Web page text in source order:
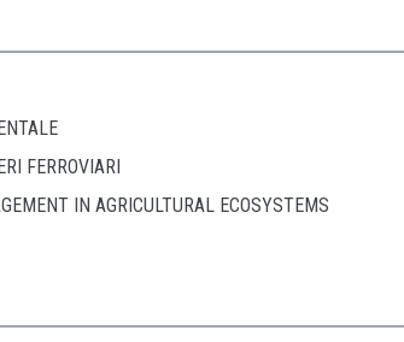
FERROVIARI
IN AGRICULTURAL ECOSYSTEMS